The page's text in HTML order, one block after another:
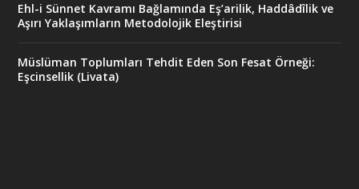
Ehl-i Sünnet Kavramı Bağlamında Eş’arilik, Haddâdîlik ve
Aşırı Yaklaşımların Metodolojik Eleştirisi
Müslüman Toplumları Tehdit Eden Son Fesat Örneği:
Eşcinsellik (Livata)